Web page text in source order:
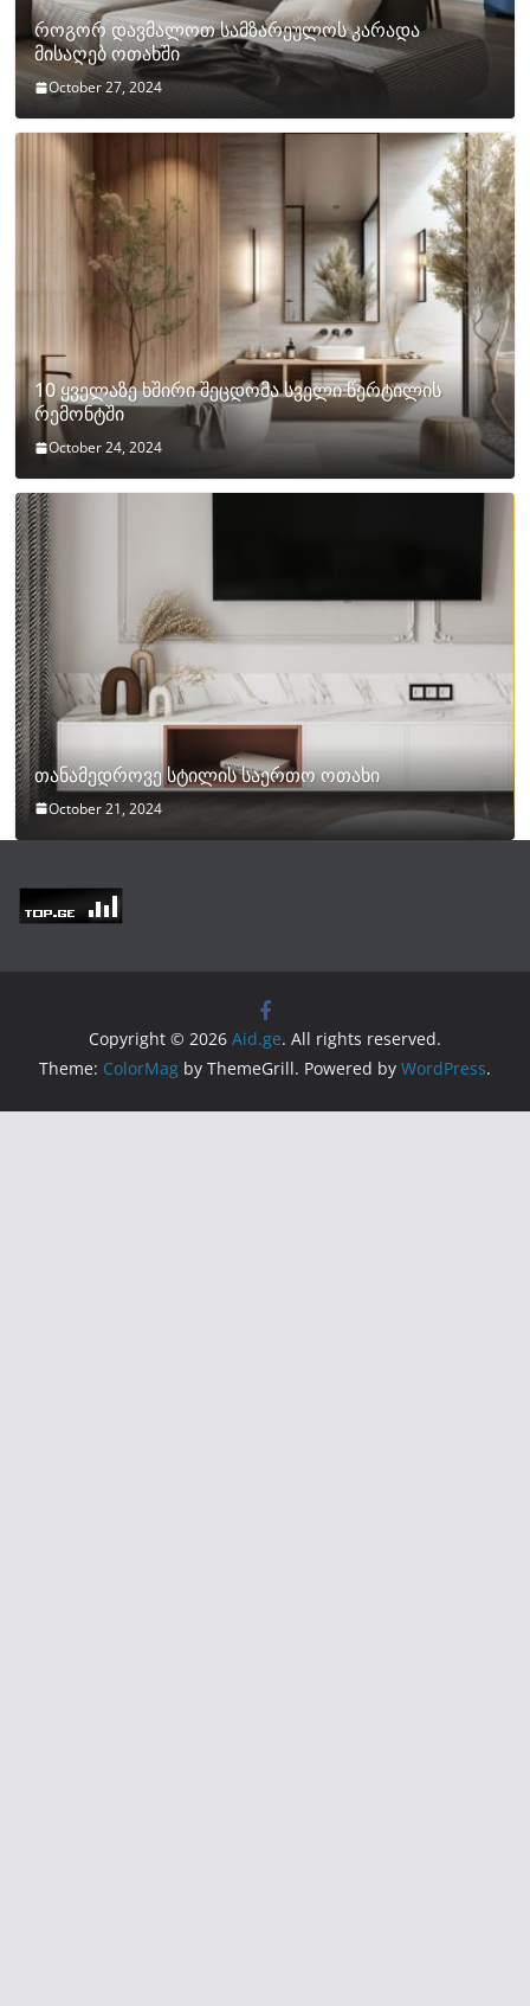
როგორ დავმალოთ სამზარეულოს კარადა
მისაღებ ოთახში
October 27, 2024
10 ყველაზე ხშირი შეცდომა სველი წერტილის
რემონტში
October 24, 2024
თანამედროვე სტილის საერთო ოთახი
October 21, 2024
Copyright © 2026 Aid.ge. All rights reserved.
Theme: ColorMag by ThemeGrill. Powered by WordPress.